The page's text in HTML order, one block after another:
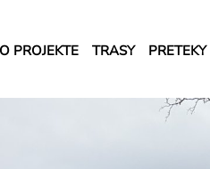
O PROJEKTE TRASY PRETEKY